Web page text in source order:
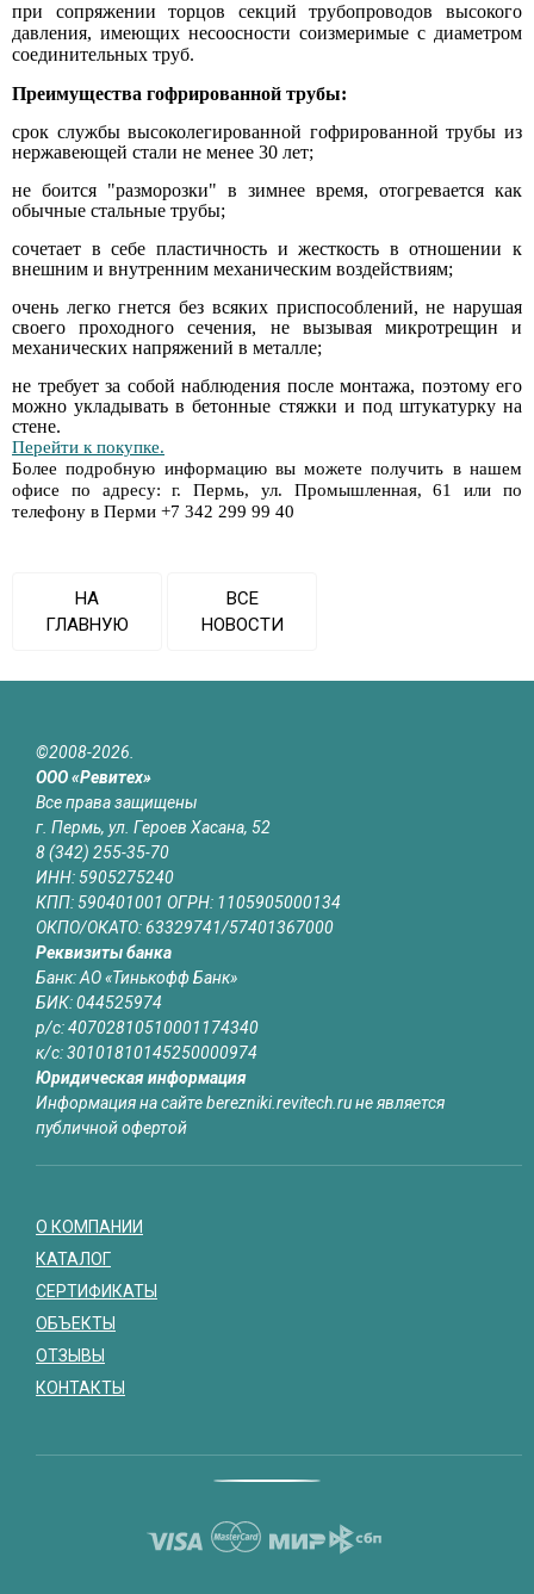
при сопряжении торцов секций трубопроводов высокого
давления, имеющих несоосности соизмеримые с диаметром
соединительных труб.
Преимущества гофрированной трубы:
срок службы высоколегированной гофрированной трубы из
нержавеющей стали не менее 30 лет;
не боится "разморозки" в зимнее время, отогревается как
обычные стальные трубы;
сочетает в себе пластичность и жесткость в отношении к
внешним и внутренним механическим воздействиям;
очень легко гнется без всяких приспособлений, не нарушая
своего проходного сечения, не вызывая микротрещин и
механических напряжений в металле;
не требует за собой наблюдения после монтажа, поэтому его
можно укладывать в бетонные стяжки и под штукатурку на
стене.
Перейти к покупке.
Более подробную информацию вы можете получить в нашем
офисе по адресу: г. Пермь, ул. Промышленная, 61 или по
телефону в Перми +7 342 299 99 40
НА
ГЛАВНУЮ
ВСЕ
НОВОСТИ
©2008-2026.
ООО «Ревитех»
Все права защищены
г. Пермь, ул. Героев Хасана, 52
8 (342) 255-35-70
ИНН: 5905275240
КПП: 590401001 ОГРН: 1105905000134
ОКПО/ОКАТО: 63329741/57401367000
Реквизиты банка
Банк: АО «Тинькофф Банк»
БИК: 044525974
р/с: 40702810510001174340
к/с: 30101810145250000974
Юридическая информация
Информация на сайте berezniki.revitech.ru не является
публичной офертой
О КОМПАНИИ
КАТАЛОГ
СЕРТИФИКАТЫ
ОБЪЕКТЫ
ОТЗЫВЫ
КОНТАКТЫ